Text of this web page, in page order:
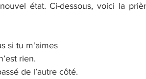
état. Ci-dessous, voici la
si tu m'aimes
rien.
de l’autre côté.